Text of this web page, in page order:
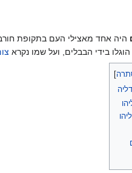
היה אחד מאצילי העם בתקופת
בידי הבבלים, ועל שמו נקרא